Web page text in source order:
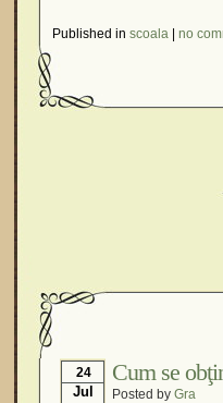
Published in scoala no
24
Jul
Cum se
Posted by Gra